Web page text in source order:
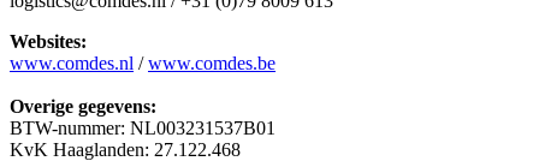
Websites:
www.comdes.nl /www.comdes.be
Overige gegevens:
BTW-nummer: NL003231537B01
KvK Haaglanden: 27.122.468